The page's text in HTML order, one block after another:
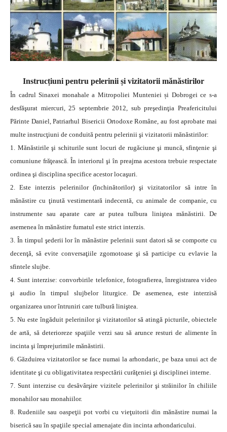
Instrucțiuni pentru pelerinii și vizitatorii mănăstirilor
În cadrul Sinaxei monahale a Mitropoliei Munteniei și Dobrogei ce s-a
desfăşurat miercuri, 25 septembrie 2012, sub preşedinţia Preafericitului
Părinte Daniel, Patriarhul Bisericii Ortodoxe Române, au fost aprobate mai
multe instrucţiuni de conduită pentru pelerinii şi vizitatorii mănăstirilor:
1. Mănăstirile şi schiturile sunt locuri de rugăciune şi muncă, sfinţenie şi
comuniune frăţească. În interiorul şi în preajma acestora trebuie respectate
ordinea şi disciplina specifice acestor locaşuri.
2. Este interzis pelerinilor (închinătorilor) şi vizitatorilor să intre în
mănăstire cu ţinută vestimentară indecentă, cu animale de companie, cu
instrumente sau aparate care ar putea tulbura liniştea mănăstirii. De
asemenea în mănăstire fumatul este strict interzis.
3. În timpul şederii lor în mănăstire pelerinii sunt datori să se comporte cu
decenţă, să evite conversaţiile zgomotoase şi să participe cu evlavie la
sfintele slujbe.
4. Sunt interzise: convorbirile telefonice, fotografierea, înregistrarea video
şi audio în timpul slujbelor liturgice. De asemenea, este interzisă
organizarea unor întruniri care tulbură liniştea.
5. Nu este îngăduit pelerinilor şi vizitatorilor să atingă picturile, obiectele
de artă, să deterioreze spaţiile verzi sau să arunce resturi de alimente în
incinta şi împrejurimile mănăstirii.
6. Găzduirea vizitatorilor se face numai la arhondaric, pe baza unui act de
identitate şi cu obligativitatea respectării curăţeniei şi disciplinei interne.
7. Sunt interzise cu desăvârşire vizitele pelerinilor şi străinilor în chiliile
monahilor sau monahiilor.
8. Rudeniile sau oaspeţii pot vorbi cu vieţuitorii din mănăstire numai la
biserică sau în spaţiile special amenajate din incinta arhondaricului.